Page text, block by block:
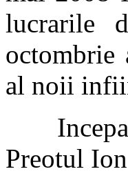
lucrarile
octombrie
al noii
Preotul